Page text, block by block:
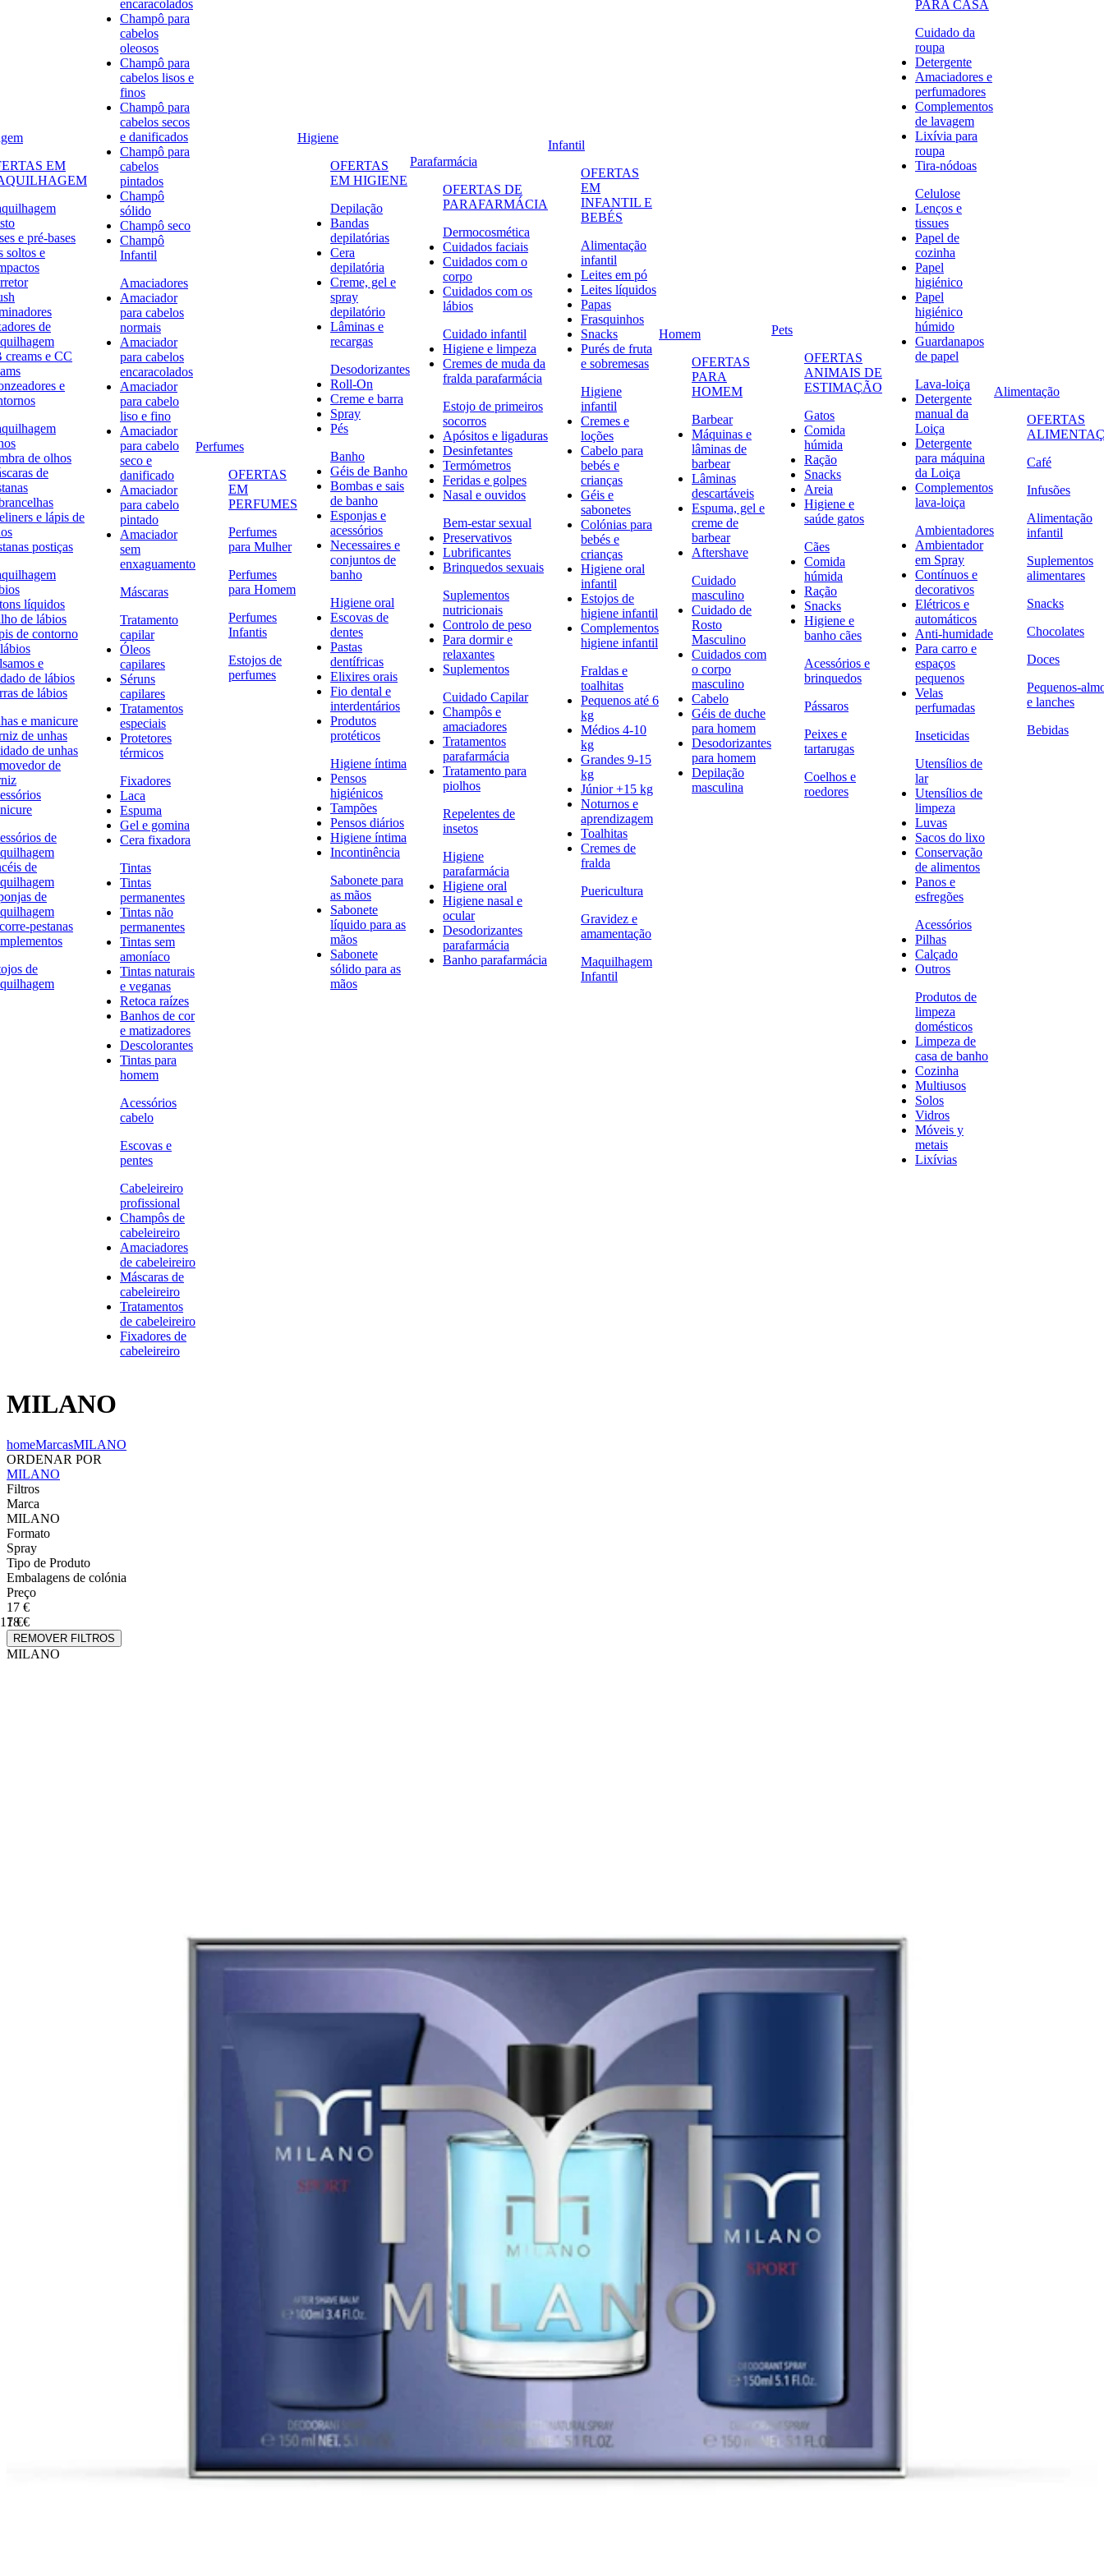
EM
e pré-bases
soltos e
de
creams e CC
e
de olhos
de
e lápis de
postiças
líquidos
de lábios
de contorno
e
de lábios
de lábios
e manicure
de unhas
de unhas
de
de
de
de
pestanas
de
encaracolados
Champô para
cabelos
oleosos
Champô para
cabelos lisos e
finos
Champô para
cabelos secos
e danificados
Champô para
cabelos
pintados
Champô
sólido
Champô seco
Champô
Infantil
Amaciadores
Amaciador
para cabelos
normais
Amaciador
para cabelos
encaracolados
Amaciador
para cabelo
liso e fino
Amaciador
para cabelo
seco e
danificado
Amaciador
para cabelo
pintado
Amaciador
sem
enxaguamento
Máscaras
Tratamento
capilar
Óleos
capilares
Séruns
capilares
Tratamentos
especiais
Protetores
térmicos
Fixadores
Laca
Espuma
Gel e gomina
Cera fixadora
Tintas
Tintas
permanentes
Tintas não
permanentes
Tintas sem
amoníaco
Tintas naturais
e veganas
Retoca raízes
Banhos de cor
e matizadores
Descolorantes
Tintas para
homem
Acessórios
cabelo
Escovas e
pentes
Cabeleireiro
profissional
Champôs de
cabeleireiro
Amaciadores
de cabeleireiro
Máscaras de
cabeleireiro
Tratamentos
de cabeleireiro
Fixadores de
cabeleireiro
Perfumes
OFERTAS
EM
PERFUMES
Perfumes
para Mulher
Perfumes
para Homem
Perfumes
Infantis
Estojos de
perfumes
Higiene
OFERTAS
EM HIGIENE
Depilação
Bandas
depilatórias
Cera
depilatória
Creme, gel e
spray
depilatório
Lâminas e
recargas
Desodorizantes
Roll-On
Creme e barra
Spray
Pés
Banho
Géis de Banho
Bombas e sais
de banho
Esponjas e
acessórios
Necessaires e
conjuntos de
banho
Higiene oral
Escovas de
dentes
Pastas
dentífricas
Elixires orais
Fio dental e
interdentários
Produtos
protéticos
Higiene íntima
Pensos
higiénicos
Tampões
Pensos diários
Higiene íntima
Incontinência
Sabonete para
as mãos
Sabonete
líquido para as
mãos
Sabonete
sólido para as
mãos
Parafarmácia
OFERTAS DE
PARAFARMÁCIA
Dermocosmética
Cuidados faciais
Cuidados com o
corpo
Cuidados com os
lábios
Cuidado infantil
Higiene e limpeza
Cremes de muda da
fralda parafarmácia
Estojo de primeiros
socorros
Apósitos e ligaduras
Desinfetantes
Termómetros
Feridas e golpes
Nasal e ouvidos
Bem-estar sexual
Preservativos
Lubrificantes
Brinquedos sexuais
Suplementos
nutricionais
Controlo de peso
Para dormir e
relaxantes
Suplementos
Cuidado Capilar
Champôs e
amaciadores
Tratamentos
parafarmácia
Tratamento para
piolhos
Repelentes de
insetos
Higiene
parafarmácia
Higiene oral
Higiene nasal e
ocular
Desodorizantes
parafarmácia
Banho parafarmácia
Infantil
OFERTAS
EM
INFANTIL E
BEBÉS
Alimentação
infantil
Leites em pó
Leites líquidos
Papas
Frasquinhos
Snacks
Purés de fruta
e sobremesas
Higiene
infantil
Cremes e
loções
Cabelo para
bebés e
crianças
Géis e
sabonetes
Colónias para
bebés e
crianças
Higiene oral
infantil
Estojos de
higiene infantil
Complementos
higiene infantil
Fraldas e
toalhitas
Pequenos até 6
kg
Médios 4-10
kg
Grandes 9-15
kg
Júnior +15 kg
Noturnos e
aprendizagem
Toalhitas
Cremes de
fralda
Puericultura
Gravidez e
amamentação
Maquilhagem
Infantil
Homem
OFERTAS
PARA
HOMEM
Barbear
Máquinas e
lâminas de
barbear
Lâminas
descartáveis
Espuma, gel e
creme de
barbear
Aftershave
Cuidado
masculino
Cuidado de
Rosto
Masculino
Cuidados com
o corpo
masculino
Cabelo
Géis de duche
para homem
Desodorizantes
para homem
Depilação
masculina
Pets
OFERTAS
ANIMAIS DE
ESTIMAÇÃO
Gatos
Comida
húmida
Ração
Snacks
Areia
Higiene e
saúde gatos
Cães
Comida
húmida
Ração
Snacks
Higiene e
banho cães
Acessórios e
brinquedos
Pássaros
Peixes e
tartarugas
Coelhos e
roedores
PARA CASA
Cuidado da
roupa
Detergente
Amaciadores e
perfumadores
Complementos
de lavagem
Lixívia para
roupa
Tira-nódoas
Celulose
Lenços e
tissues
Papel de
cozinha
Papel
higiénico
Papel
higiénico
húmido
Guardanapos
de papel
Lava-loiça
Detergente
manual da
Loiça
Detergente
para máquina
da Loiça
Complementos
lava-loiça
Ambientadores
Ambientador
em Spray
Contínuos e
decorativos
Elétricos e
automáticos
Anti-humidade
Para carro e
espaços
pequenos
Velas
perfumadas
Inseticidas
Utensílios de
lar
Utensílios de
limpeza
Luvas
Sacos do lixo
Conservação
de alimentos
Panos e
esfregões
Acessórios
Pilhas
Calçado
Outros
Produtos de
limpeza
domésticos
Limpeza de
casa de banho
Cozinha
Multiusos
Solos
Vidros
Móveis y
metais
Lixívias
Alimentação
OFERTAS
Café
Infusões
Alimentação
infantil
Suplementos
alimentares
Snacks
Chocolates
Doces
Pequenos-
e lanches
Bebidas
MILANO
homeMarcasMILANO
ORDENAR POR
MILANO
Filtros
Marca
MILANO
Formato
Spray
Tipo de Produto
Embalagens de colónia
Preço
17 €
17 €
18 €
REMOVER FILTROS
MILANO